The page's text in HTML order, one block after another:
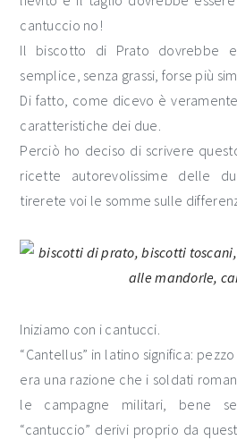
cantuccio no!
Il biscotto di Prato dovrebbe
semplice, senza grassi, forse più
Di fatto, come dicevo è
caratteristiche dei due.
Perciò ho deciso di scrivere
ricette autorevolissime delle
tirerete voi le somme sulle
Iniziamo con i cantucci.
“Cantellus” in latino significa:
era una razione che i soldati
le campagne militari, bene
“cantuccio” derivi proprio da